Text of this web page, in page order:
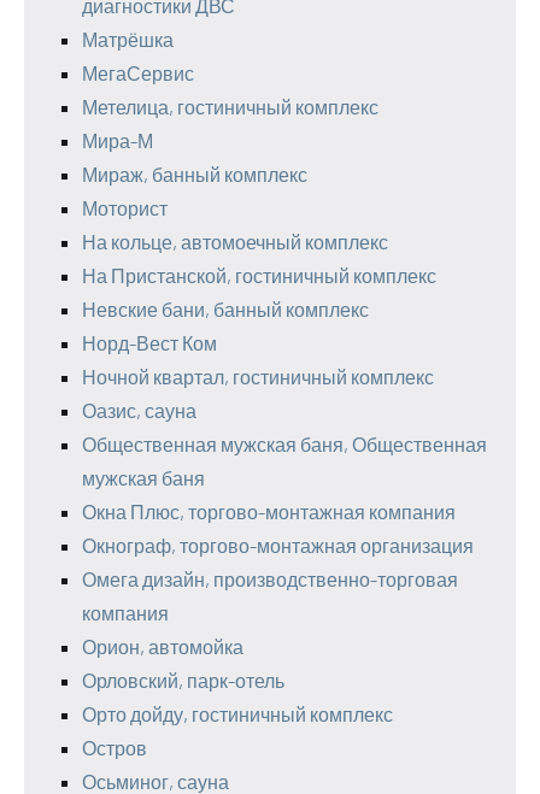
диагностики ДВС
Матрёшка
МегаСервис
Метелица, гостиничный комплекс
Мира-М
Мираж, банный комплекс
Моторист
На кольце, автомоечный комплекс
На Пристанской, гостиничный комплекс
Невские бани, банный комплекс
Норд-Вест Ком
Ночной квартал, гостиничный комплекс
Оазис, сауна
Общественная мужская баня, Общественная
мужская баня
Окна Плюс, торгово-монтажная компания
Окнограф, торгово-монтажная организация
Омега дизайн, производственно-торговая
компания
Орион, автомойка
Орловский, парк-отель
Орто дойду, гостиничный комплекс
Остров
Осьминог, сауна